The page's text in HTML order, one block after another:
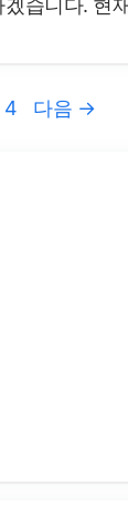
습니다. 현
페
4 다음 →